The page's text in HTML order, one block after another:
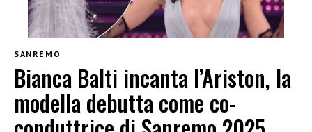
SANREMO
Bianca Balti incanta l’Ariston, la
modella debutta come co-